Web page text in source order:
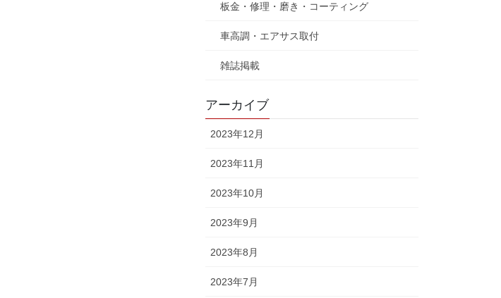
板金・修理・磨き・コーティング
車高調・エアサス取付
雑誌掲載
アーカイブ
2023年12月
2023年11月
2023年10月
2023年9月
2023年8月
2023年7月